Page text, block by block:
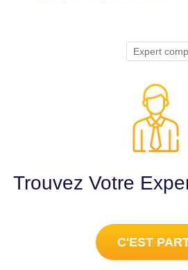
Expert
Trouvez Votre
C'EST